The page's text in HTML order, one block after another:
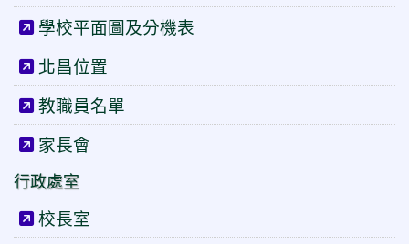
學校平面圖及分機表
北昌位置
教職員名單
家長會
行政處室
校長室